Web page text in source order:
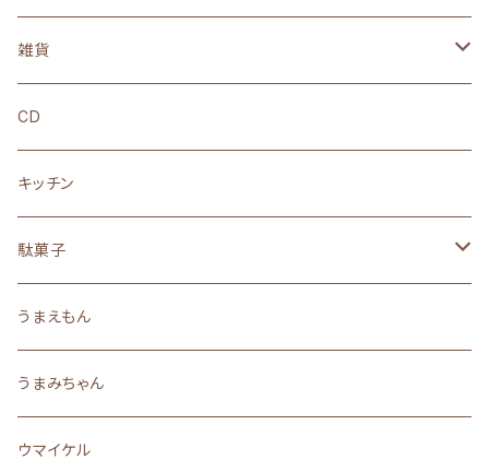
Tシャツ
ロングTシャツ
フーディー
スウェット
ソックス
バッグ・リュック
キャップ
雑貨
ぬいぐるみ
ステッカー
アクリルスタンド
キーホルダー
ストラップ
缶バッジ
CD
キッチン
駄菓子
うまい棒
なつかしの駄菓子
珍味
うまえもん
うまみちゃん
ウマイケル